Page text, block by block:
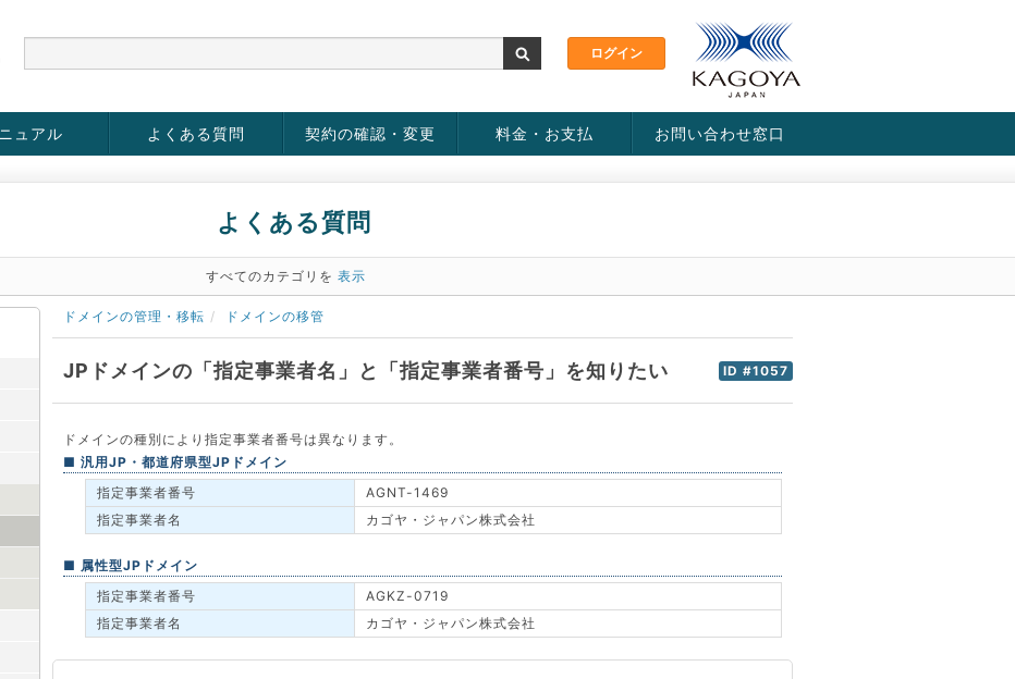
ュアル よくある質問 契約の確認・変更 料金・お支払 お問い合わせ窓口
よくある質問
すべてのカテゴリを 表示
ドメインの管理・移転 ドメインの移管
ID #1057
JPドメインの「指定事業者名」と「指定事業者番号」を知りたい
ドメインの種別により指定事業者番号は異なります。
■ 汎用JP・都道府県型JPドメイン
指定事業者番号
AGNT-1469
指定事業者名
カゴヤ・ジャパン株式会社
■ 属性型JPドメイン
指定事業者番号
AGKZ-0719
指定事業者名
カゴヤ・ジャパン株式会社